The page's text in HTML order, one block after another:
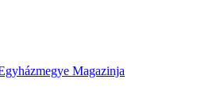
Magazinja